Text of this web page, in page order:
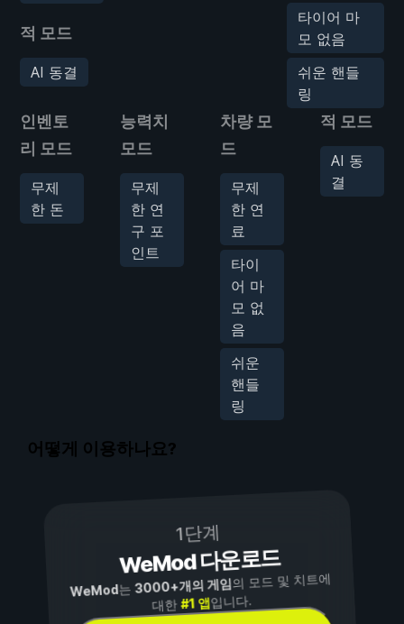
적 모드
AI 동결
타이어 마
모 없음
쉬운 핸들
링
인벤토
리 모드
무제
한 돈
능력치
모드
무제
한 연
구 포
인트
차량 모
드
무제
한 연
료
타이
어 마
모 없
음
쉬운
핸들
링
적 모드
AI 동
결
어떻게 이용하나요?
1단계
WeMod 다운로드
WeMod는3000+개의 게임의 모드 및 치트에
대한#1 앱입니다.